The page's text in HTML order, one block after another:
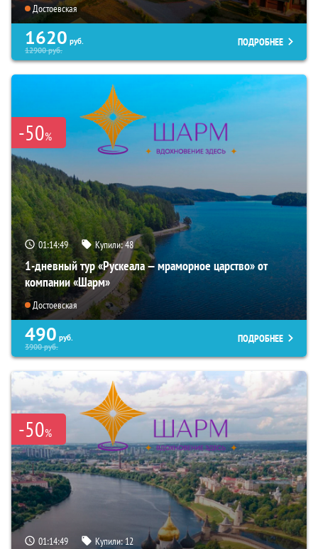
Достоевская
1620 руб.
12900руб.
ПОДРОБНЕЕ
-50%
01:14:48 Купили:48
1-дневный тур «Рускеала — мраморное царство» от
компании «Шарм»
Достоевская
490 руб.
3900руб.
ПОДРОБНЕЕ
-50%
01:14:48 Купили:12